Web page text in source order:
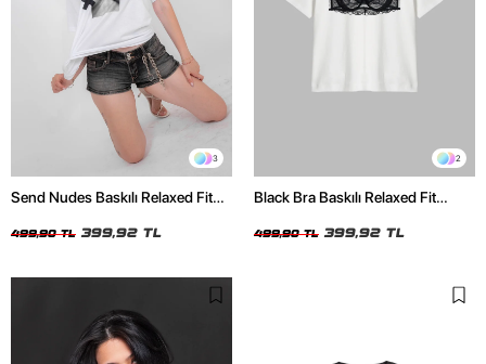
3
Send Nudes Baskılı Relaxed Fit
499,90 TL 399,92 TL
2
Black Bra Baskılı Relaxed Fit
499,90 TL 399,92 TL